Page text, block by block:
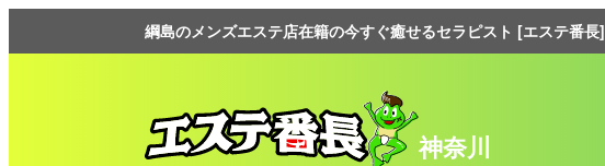
綱島のメンズエステ店在籍の今すぐ癒せるセラピスト [エステ番長]
神奈川